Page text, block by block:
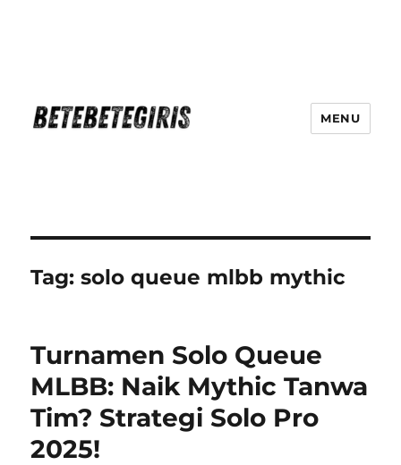
MENU
Tag:solo queue mlbb mythic
Turnamen Solo Queue
MLBB: Naik Mythic Tanwa
Tim? Strategi Solo Pro
2025!